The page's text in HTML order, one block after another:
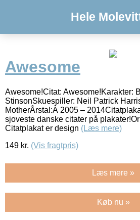
Hele
Awesome
Awesome!Citat: Awesome!Karakter:
StinsonSkuespiller: Neil Patrick
MotherÅrstal:Â 2005 –
sjoveste danske citater på
Citatplakat er design (Læs mere)
149 kr. (Vis fragtpris)
Læs mere »
Køb nu »